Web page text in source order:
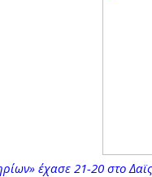
έχασε 21-20 στο